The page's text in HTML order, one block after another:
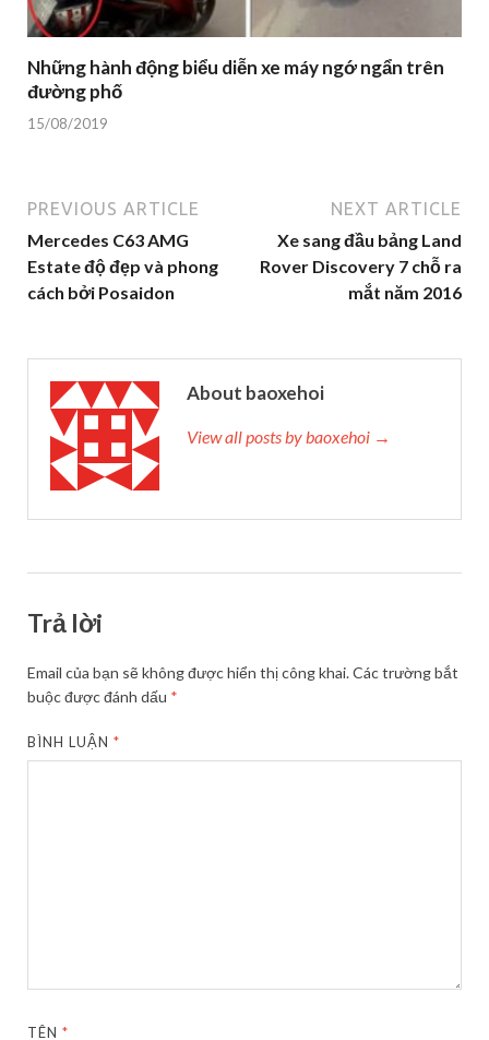
Những hành động biểu diễn xe máy ngớ ngẩn trên
đường phố
15/08/2019
PREVIOUS ARTICLE
Mercedes C63 AMG
Estate độ đẹp và phong
cách bởi Posaidon
NEXT ARTICLE
Xe sang đầu bảng Land
Rover Discovery 7 chỗ ra
mắt năm 2016
About baoxehoi
View all posts by baoxehoi →
Trả lời
Email của bạn sẽ không được hiển thị công khai.Các trường bắt
buộc được đánh dấu *
BÌNH LUẬN*
TÊN*